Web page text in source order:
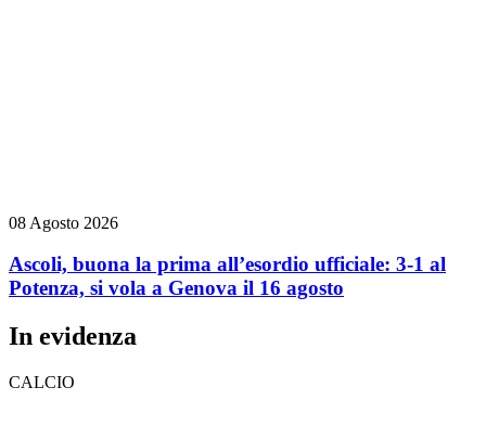
08 Agosto 2026
Ascoli, buona la prima all’esordio ufficiale: 3-1 al
Potenza, si vola a Genova il 16 agosto
In evidenza
CALCIO